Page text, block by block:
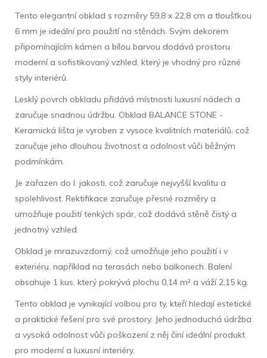
Tento elegantní obklad s rozměry 59,8 x 22,8 cm a tloušťkou
6 mm je ideální pro použití na stěnách. Svým dekorem
připomínajícím kámen a bílou barvou dodává prostoru
moderní a sofistikovaný vzhled, který je vhodný pro různé
styly interiérů.
Lesklý povrch obkladu přidává místnosti luxusní nádech a
zaručuje snadnou údržbu. Obklad BALANCE STONE -
Keramická lišta je vyroben z vysoce kvalitních materiálů, což
zaručuje jeho dlouhou životnost a odolnost vůči běžným
podmínkám.
Je zařazen do I. jakosti, což zaručuje nejvyšší kvalitu a
spolehlivost. Rektifikace zaručuje přesné rozměry a
umožňuje použití tenkých spár, což dodává stěně čistý a
jednotný vzhled.
Obklad je mrazuvzdorný, což umožňuje jeho použití i v
exteriéru, například na terasách nebo balkonech. Balení
obsahuje 1 kus, který pokrývá plochu 0,14 m² a váží 2,15 kg.
Tento obklad je vynikající volbou pro ty, kteří hledají estetické
a praktické řešení pro své prostory. Jeho jednoduchá údržba
a vysoká odolnost vůči poškození z něj činí ideální produkt
pro moderní a luxusní interiéry.